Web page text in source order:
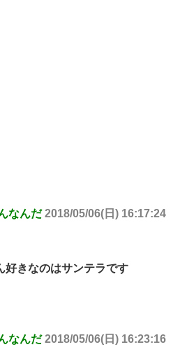
なんだ 2018/05/06(日) 16:17:24
好きなのはサンテラです
なんだ 2018/05/06(日) 16:23:16